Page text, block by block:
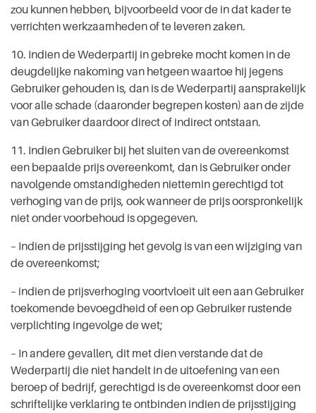
zou kunnen hebben, bijvoorbeeld voor de in dat kader te
verrichten werkzaamheden of te leveren zaken.
10. Indien de Wederpartij in gebreke mocht komen in de
deugdelijke nakoming van hetgeen waartoe hij jegens
Gebruiker gehouden is, dan is de Wederpartij aansprakelijk
voor alle schade (daaronder begrepen kosten) aan de zijde
van Gebruiker daardoor direct of indirect ontstaan.
11. Indien Gebruiker bij het sluiten van de overeenkomst
een bepaalde prijs overeenkomt, dan is Gebruiker onder
navolgende omstandigheden niettemin gerechtigd tot
verhoging van de prijs, ook wanneer de prijs oorspronkelijk
niet onder voorbehoud is opgegeven.
– Indien de prijsstijging het gevolg is van een wijziging van
de overeenkomst;
– indien de prijsverhoging voortvloeit uit een aan Gebruiker
toekomende bevoegdheid of een op Gebruiker rustende
verplichting ingevolge de wet;
– In andere gevallen, dit met dien verstande dat de
Wederpartij die niet handelt in de uitoefening van een
beroep of bedrijf, gerechtigd is de overeenkomst door een
schriftelijke verklaring te ontbinden indien de prijsstijging